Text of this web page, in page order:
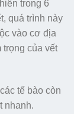
trong 6
quá trình này
vào cơ địa
của vết
tế bào còn
nhanh.